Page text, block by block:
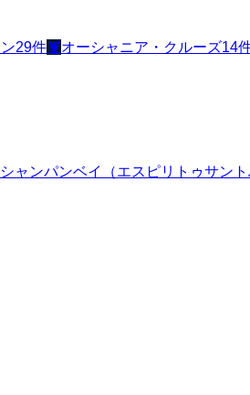
29件🦞オーシャニア・クルーズ14
シャンパンベイ（エスピリトゥサント